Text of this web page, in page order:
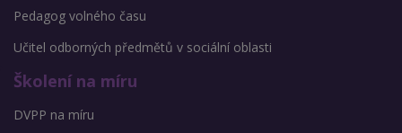
Pedagog volného času
Učitel odborných předmětů v sociální oblasti
Školení na míru
DVPP na míru